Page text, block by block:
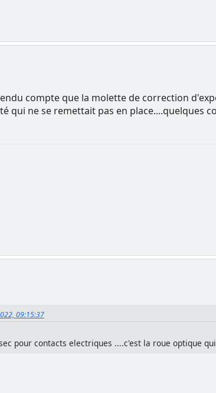
compte que la molette de correction
qui ne se remettait pas en place....quelques
09:15:37
pour contacts electriques ....c'est la roue optique